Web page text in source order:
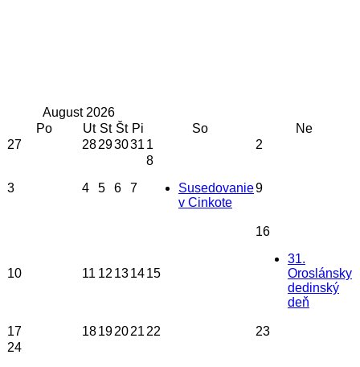
August 2026
Po
Ut St Št Pi So
Ne
27
28293031 1 2
3 4 5 6 7
8
Susedovanie
v Cinkote
9
10 11 12 131415
16
31.
Oroslánsky
dedinský
deň
17 18192021 22
23
24